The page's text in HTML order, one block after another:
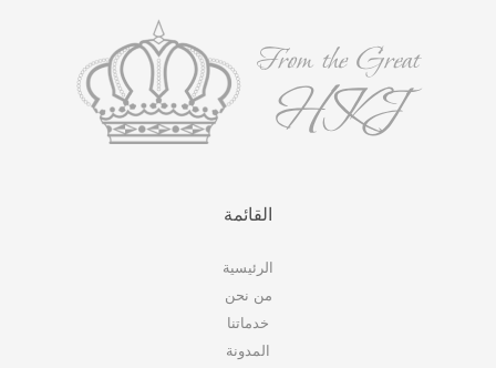
القائمة
الرئيسية
من نحن
خدماتنا
المدونة